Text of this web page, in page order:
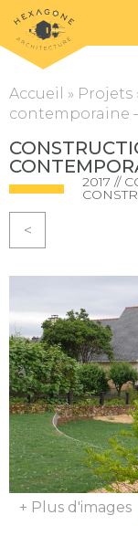
Accueil » Projets
contemporaine
2017 //
<
+ Plus d'images